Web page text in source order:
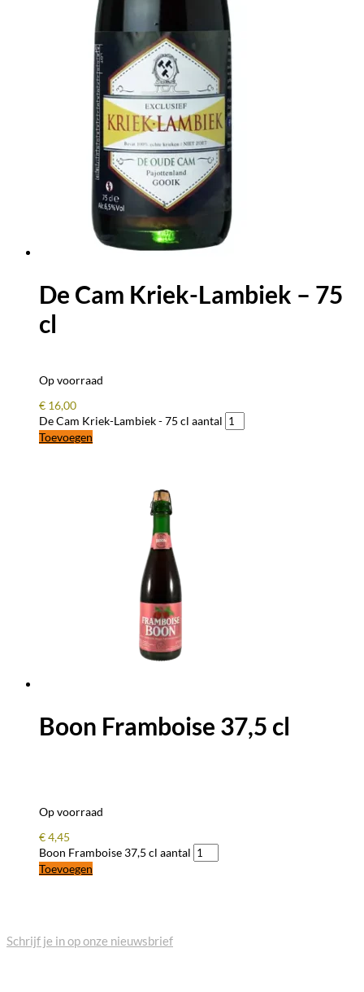
De Cam Kriek-Lambiek – 75
cl
Op voorraad
€ 16,00
De Cam Kriek-Lambiek - 75 cl aantal
Toevoegen
Boon Framboise 37,5 cl
Op voorraad
€4,45
Boon Framboise 37,5 cl aantal
Toevoegen
Schrijf je in op onze nieuwsbrief